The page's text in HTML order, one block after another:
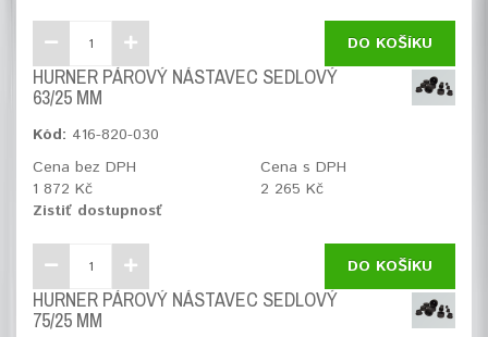
DO KOŠÍKU
HURNER PÁROVÝ NÁSTAVEC SEDLOVÝ
63/25 MM
Kód: 416-820-030
Cena bez DPH
1 872 Kč
Cena s DPH
2 265 Kč
Zistiť dostupnosť
DO KOŠÍKU
HURNER PÁROVÝ NÁSTAVEC SEDLOVÝ
75/25 MM